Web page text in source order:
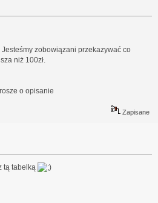
zobowiązani przekazywać co
niż 100zł.
o opisanie
Zapisane
tą tabelką